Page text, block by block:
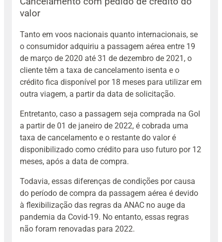
valor
Tanto em voos nacionais quanto internacionais, se
o consumidor adquiriu a passagem aérea entre 19
de março de 2020 até 31 de dezembro de 2021, o
cliente têm a taxa de cancelamento isenta e o
crédito fica disponível por 18 meses para utilizar em
outra viagem, a partir da data de solicitação.
Entretanto, caso a passagem seja comprada na Gol
a partir de 01 de janeiro de 2022, é cobrada uma
taxa de cancelamento e o restante do valor é
disponibilizado como crédito para uso futuro por 12
meses, após a data de compra.
Todavia, essas diferenças de condições por causa
do período de compra da passagem aérea é devido
à flexibilização das regras da ANAC no auge da
pandemia da Covid-19. No entanto, essas regras
não foram renovadas para 2022.